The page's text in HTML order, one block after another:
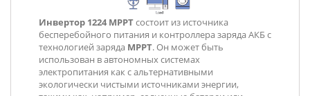
Инвертор 1224MPPTсостоит из источника
бесперебойного питания и контроллера заряда АКБ с
технологией заряда MPPT. Он может быть
использован в автономных системах
электропитания как с альтернативными
экологически чистыми источниками энергии,